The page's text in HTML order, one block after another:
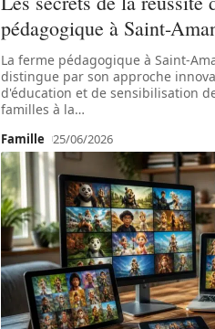
pédagogique à Saint-
La ferme pédagogique à Saint-
distingue par son approche
d'éducation et de sensibilisation
familles à la…
Famille 25/06/2026